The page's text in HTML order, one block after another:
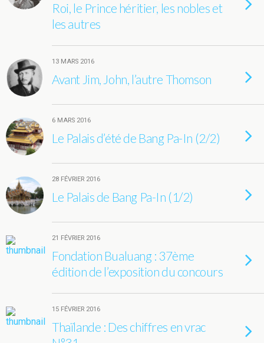
Roi, le Prince héritier, les nobles et
les autres
13 MARS 2016
Avant Jim, John, l’autre Thomson
6 MARS 2016
Le Palais d’été de Bang Pa-In (2/2)
28 FÉVRIER 2016
Le Palais de Bang Pa-In (1/2)
21 FÉVRIER 2016
Fondation Bualuang : 37ème
édition de l’exposition du concours
15 FÉVRIER 2016
Thaïlande : Des chiffres en vrac